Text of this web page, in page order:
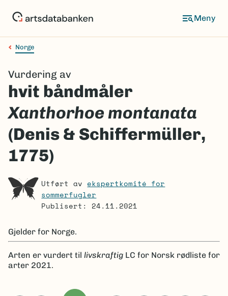
Meny
Navigasjonssti
Norge
Vurdering av
hvit båndmåler
Xanthorhoe montanata
(Denis & Schiffermüller,
1775)
Utført av ekspertkomité for
sommerfugler
Publisert: 24.11.2021
Gjelder for Norge.
Arten er vurdert til livskraftig LC for Norsk rødliste for
arter 2021.